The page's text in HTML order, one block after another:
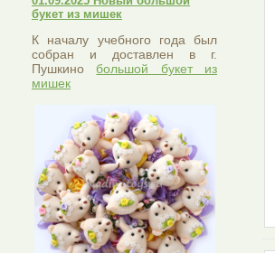
букет из мишек
К началу учебного года был
собран и доставлен в г.
Пушкинобольшой букет из
мишек